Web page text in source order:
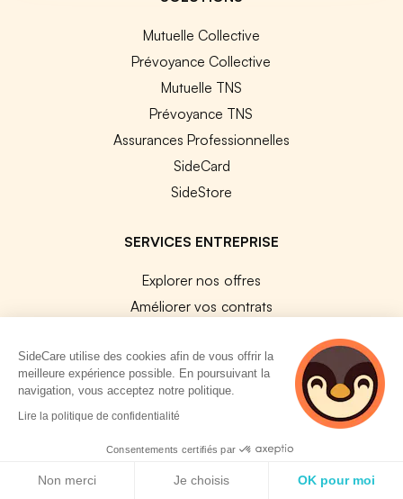
Mutuelle Collective
Prévoyance Collective
Mutuelle TNS
Prévoyance TNS
Assurances Professionnelles
SideCard
SideStore
SERVICES ENTREPRISE
Explorer nos offres
Améliorer vos contrats
Assurance sur mesure
Harmonisation de contrats
Vérification de conformité
PLATEFORMES
SideCare utilise des cookies afin de vous offrir la
meilleure expérience possible. En poursuivant la
navigation, vous acceptez notre politique.
Lire la politique de confidentialité
Consentements certifiés par
Non merci Je choisis OK pour moi
2 personnes
consultent
actuellement cette